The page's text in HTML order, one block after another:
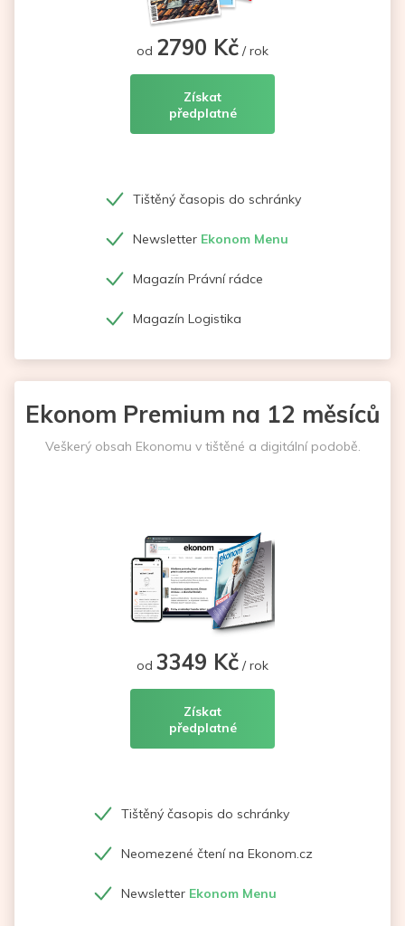
od 2790 Kč / rok
Získat
předplatné
Tištěný časopis do schránky
Newsletter Ekonom Menu
Magazín Právní rádce
Magazín Logistika
Ekonom Premium na 12 měsíců
Veškerý obsah Ekonomu v tištěné a digitální podobě.
od 3349 Kč / rok
Získat
předplatné
Tištěný časopis do schránky
Neomezené čtení na Ekonom.cz
Newsletter Ekonom Menu